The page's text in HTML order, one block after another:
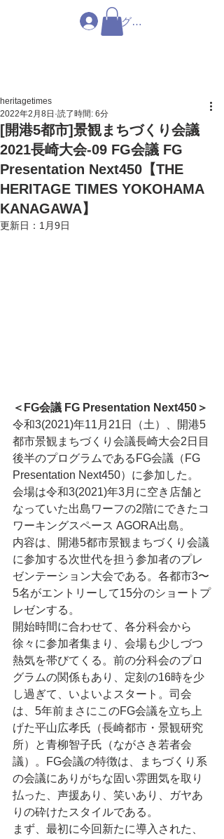
ログイン
[開港5都市]景観まちづくり会議
2021長崎大会-09 FG会議 FG
Presentation Next450【THE
HERITAGE TIMES YOKOHAMA
KANAGAWA】
heritagetimes
2022年2月8日 読了時間: 6分
更新日： 1月9日
＜FG会議 FG Presentation Next450＞
令和3(2021)年11月21日（土）、開港5
都市景観まちづくり会議長崎大会2日目
後半のプログラムであるFG会議（FG
Presentation Next450）に参加した。
会場は令和3(2021)年3月に空き店舗と
なっていた出島ワーフの2階にできたコ
ワーキングスペース AGORA出島。
内容は、開港5都市景観まちづくり会議
に参加する次世代を担う参加者のプレ
ゼンテーション大会である。各都市3〜
5名がエントリーして15分のショートプ
レゼンする。
開始時間に合わせて、各分科会から
徐々に参加者集まり、会場も少しづつ
熱気を帯びてくる。前の分科会のプロ
グラムの関係もあり、定刻の16時を少
し過ぎて、いよいよスタート。司会
は、5年前まさにこのFG会議を立ち上
げた平山広孝氏（長崎都市・景観研究
所）と青柳智子氏（ながさき若者会
議）。FG会議の特徴は、まちづくり系
の会議にありがちな固い雰囲気を取り
払った、声援あり、笑いあり、ガヤあ
りの砕けたスタイルである。
まず、最初に今回新たに導入された、